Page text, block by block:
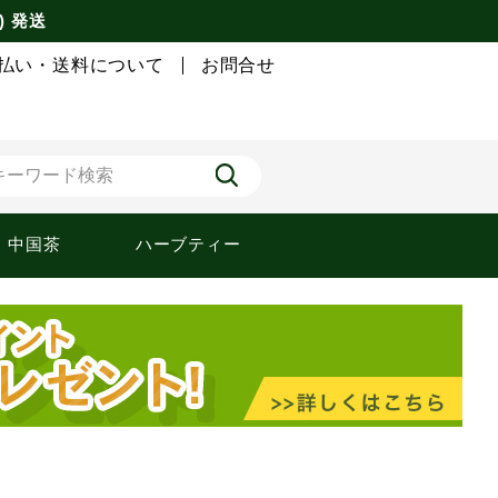
発送
い・送料について お問合せ
中国茶 ハーブティー